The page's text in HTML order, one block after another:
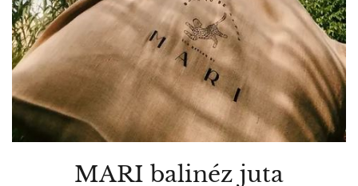
MARI balinéz juta